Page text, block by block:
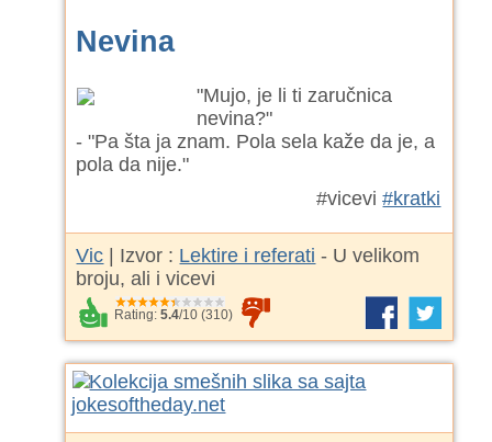
Nevina
"Mujo, je li ti zaručnica
nevina?"
- "Pa šta ja znam. Pola sela kaže da je, a
pola da nije."
#vicevi#kratki
Vic | Izvor : Lektire i referati - U velikom
broju, ali i vicevi
Rating:5.4/10 (310)